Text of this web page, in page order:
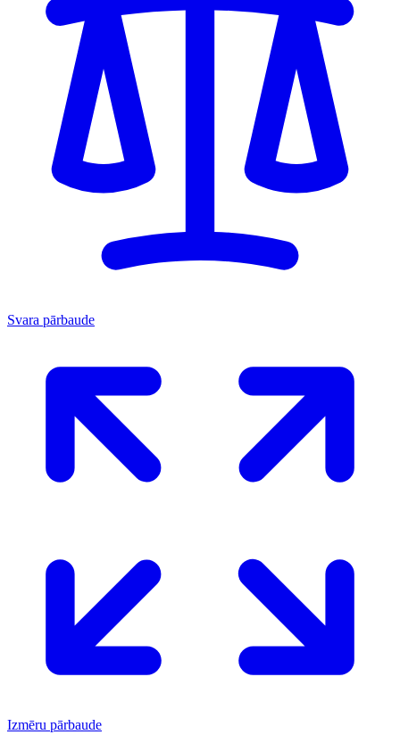
Svara pārbaude
Izmēru pārbaude